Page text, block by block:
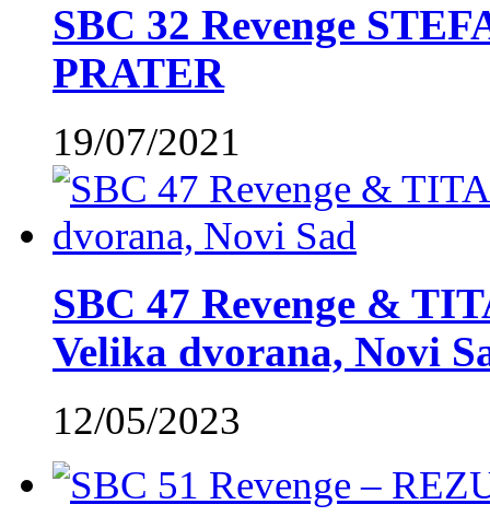
SBC 32 Revenge
PRATER
19/07/2021
SBC 47 Revenge &
Velika dvorana, Novi
12/05/2023